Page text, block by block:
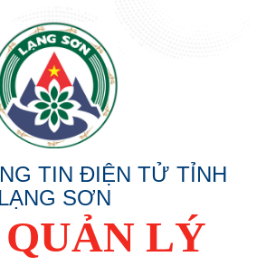
TIN ĐIỆN TỬ TỈNH
LẠNG SƠN
LÝ